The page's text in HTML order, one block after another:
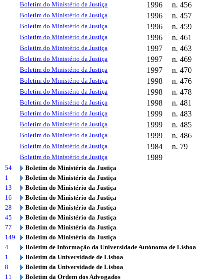
Boletim do Ministério da Justiça 1996 n. 456
Boletim do Ministério da Justiça 1996 n. 457
Boletim do Ministério da Justiça 1996 n. 459
Boletim do Ministério da Justiça 1996 n. 461
Boletim do Ministério da Justiça 1997 n. 463
Boletim do Ministério da Justiça 1997 n. 469
Boletim do Ministério da Justiça 1997 n. 470
Boletim do Ministério da Justiça 1998 n. 476
Boletim do Ministério da Justiça 1998 n. 478
Boletim do Ministério da Justiça 1998 n. 481
Boletim do Ministério da Justiça 1999 n. 483
Boletim do Ministério da Justiça 1999 n. 485
Boletim do Ministério da Justiça 1999 n. 486
Boletim do Ministério da Justiça 1984 n. 79
Boletim do Ministério da Justiça 1989
54
Boletim do Ministério da Justiça
1
Boletim do Ministério da Justiça
13
Boletim do Ministério da Justiça
16
Boletim do Ministério da Justiça
28
Boletim do Ministério da Justiça
45
Boletim do Ministério da Justiça
77
Boletim do Ministério da Justiça
149
Boletim do Ministério da Justiça
4
Boletim de Informação da Universidade Autónoma de Lisboa
1
Boletim da Universidade de Lisboa
8
Boletim da Universidade de Lisboa
11
Boletim da Ordem dos Advogados